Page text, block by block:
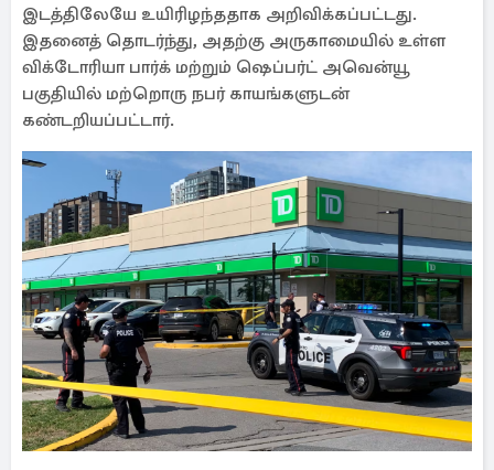
இடத்திலேயே உயிரிழந்ததாக அறிவிக்கப்பட்டது.
இதனைத் தொடர்ந்து, அதற்கு அருகாமையில் உள்ள
விக்டோரியா பார்க் மற்றும் ஷெப்பர்ட் அவென்யூ
பகுதியில் மற்றொரு நபர் காயங்களுடன்
கண்டறியப்பட்டார்.